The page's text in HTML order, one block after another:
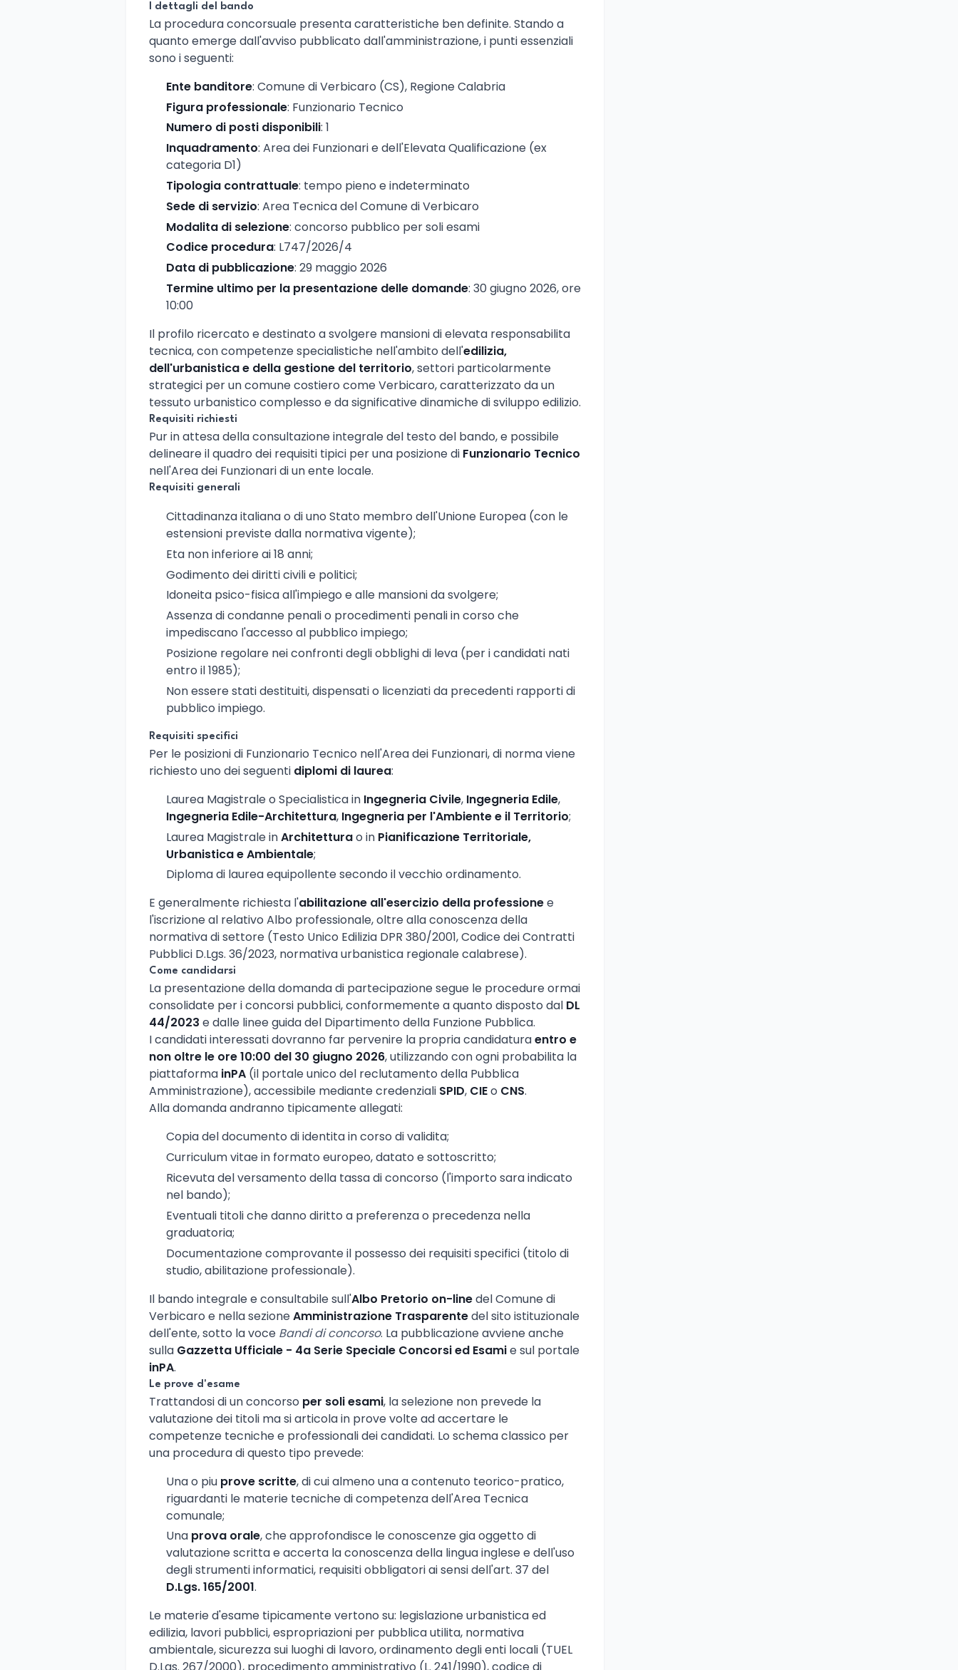
I dettagli del bando
La procedura concorsuale presenta caratteristiche ben definite. Stando a
quanto emerge dall'avviso pubblicato dall'amministrazione, i punti essenziali
sono i seguenti:
Ente banditore: Comune di Verbicaro (CS), Regione Calabria
Figura professionale: Funzionario Tecnico
Numero di posti disponibili: 1
Inquadramento: Area dei Funzionari e dell'Elevata Qualificazione (ex
categoria D1)
Tipologia contrattuale: tempo pieno e indeterminato
Sede di servizio: Area Tecnica del Comune di Verbicaro
Modalita di selezione: concorso pubblico per soli esami
Codice procedura: L747/2026/4
Data di pubblicazione: 29 maggio 2026
Termine ultimo per la presentazione delle domande: 30 giugno 2026, ore
10:00
Il profilo ricercato e destinato a svolgere mansioni di elevata responsabilita
tecnica, con competenze specialistiche nell'ambito dell'edilizia,
dell'urbanistica e della gestione del territorio, settori particolarmente
strategici per un comune costiero come Verbicaro, caratterizzato da un
tessuto urbanistico complesso e da significative dinamiche di sviluppo edilizio.
Requisiti richiesti
Pur in attesa della consultazione integrale del testo del bando, e possibile
delineare il quadro dei requisiti tipici per una posizione di Funzionario Tecnico
nell'Area dei Funzionari di un ente locale.
Requisiti generali
Cittadinanza italiana o di uno Stato membro dell'Unione Europea (con le
estensioni previste dalla normativa vigente);
Eta non inferiore ai 18 anni;
Godimento dei diritti civili e politici;
Idoneita psico-fisica all'impiego e alle mansioni da svolgere;
Assenza di condanne penali o procedimenti penali in corso che
impediscano l'accesso al pubblico impiego;
Posizione regolare nei confronti degli obblighi di leva (per i candidati nati
entro il 1985);
Non essere stati destituiti, dispensati o licenziati da precedenti rapporti di
pubblico impiego.
Requisiti specifici
Per le posizioni di Funzionario Tecnico nell'Area dei Funzionari, di norma viene
richiesto uno dei seguenti diplomi di laurea:
Laurea Magistrale o Specialistica in Ingegneria Civile, Ingegneria Edile,
Ingegneria Edile-Architettura, Ingegneria per l'Ambiente e il Territorio;
Laurea Magistrale inArchitetturao in Pianificazione Territoriale,
Urbanistica e Ambientale;
Diploma di laurea equipollente secondo il vecchio ordinamento.
E generalmente richiesta l'abilitazione all'esercizio della professionee
l'iscrizione al relativo Albo professionale, oltre alla conoscenza della
normativa di settore (Testo Unico Edilizia DPR 380/2001, Codice dei Contratti
Pubblici D.Lgs. 36/2023, normativa urbanistica regionale calabrese).
Come candidarsi
La presentazione della domanda di partecipazione segue le procedure ormai
consolidate per i concorsi pubblici, conformemente a quanto disposto dal DL
44/2023 e dalle linee guida del Dipartimento della Funzione Pubblica.
I candidati interessati dovranno far pervenire la propria candidaturaentro e
non oltre le ore 10:00 del 30 giugno 2026, utilizzando con ogni probabilita la
piattaforma inPA (il portale unico del reclutamento della Pubblica
Amministrazione), accessibile mediante credenziali SPID, CIEo CNS.
Alla domanda andranno tipicamente allegati:
Copia del documento di identita in corso di validita;
Curriculum vitae in formato europeo, datato e sottoscritto;
Ricevuta del versamento della tassa di concorso (l'importo sara indicato
nel bando);
Eventuali titoli che danno diritto a preferenza o precedenza nella
graduatoria;
Documentazione comprovante il possesso dei requisiti specifici (titolo di
studio, abilitazione professionale).
Il bando integrale e consultabile sull'Albo Pretorio on-linedel Comune di
Verbicaro e nella sezioneAmministrazione Trasparentedel sito istituzionale
dell'ente, sotto la voce Bandi di concorso. La pubblicazione avviene anche
sulla Gazzetta Ufficiale - 4a Serie Speciale Concorsi ed Esamie sul portale
inPA.
Le prove d'esame
Trattandosi di un concorso per soli esami, la selezione non prevede la
valutazione dei titoli ma si articola in prove volte ad accertare le
competenze tecniche e professionali dei candidati. Lo schema classico per
una procedura di questo tipo prevede:
Una o piu prove scritte, di cui almeno una a contenuto teorico-pratico,
riguardanti le materie tecniche di competenza dell'Area Tecnica
comunale;
Una prova orale, che approfondisce le conoscenze gia oggetto di
valutazione scritta e accerta la conoscenza della lingua inglese e dell'uso
degli strumenti informatici, requisiti obbligatori ai sensi dell'art. 37 del
D.Lgs. 165/2001.
Le materie d'esame tipicamente vertono su: legislazione urbanistica ed
edilizia, lavori pubblici, espropriazioni per pubblica utilita, normativa
ambientale, sicurezza sui luoghi di lavoro, ordinamento degli enti locali (TUEL